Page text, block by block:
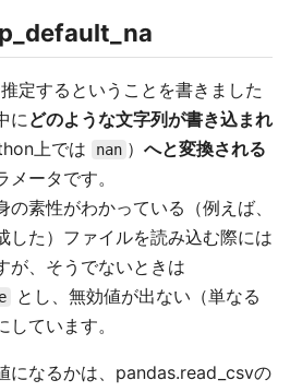
定するということを書きました
にどのような文字列が書き込まれ
上では nan ） へと変換される
ータです。
素性がわかっている（例えば、
した）ファイルを読み込む際には
が、そうでないときは
とし、無効値が出ない（単なる
ています。
になるかは、pandas.read_csvの